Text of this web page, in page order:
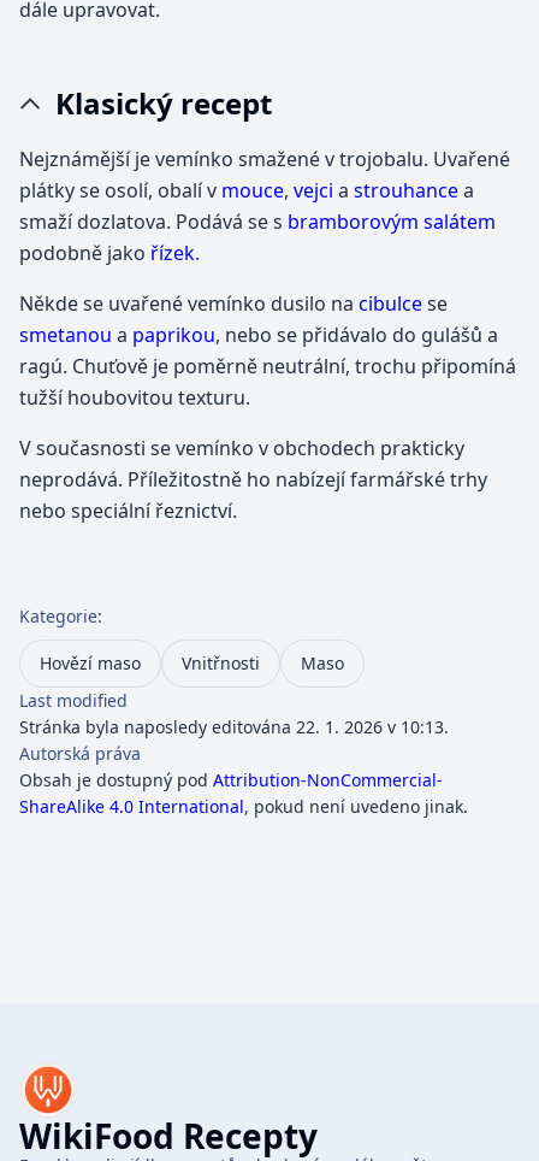
dále upravovat.
Klasický recept
Nejznámější je vemínko smažené v trojobalu. Uvařené
plátky se osolí, obalí v mouce, vejci a strouhancea
smaží dozlatova. Podává se s bramborovým salátem
podobně jako řízek.
Někde se uvařené vemínko dusilo na cibulcese
smetanou a paprikou, nebo se přidávalo do gulášů a
ragú. Chuťově je poměrně neutrální, trochu připomíná
tužší houbovitou texturu.
V současnosti se vemínko v obchodech prakticky
neprodává. Příležitostně ho nabízejí farmářské trhy
nebo speciální řeznictví.
Kategorie:
Hovězí maso Vnitřnosti
Maso
Last modified
Stránka byla naposledy editována 22. 1. 2026 v 10:13.
Autorská práva
Obsah je dostupný pod Attribution-NonCommercial-
ShareAlike 4.0 International, pokud není uvedeno jinak.
WikiFood Recepty